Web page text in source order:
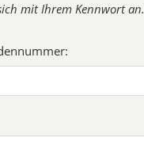
mit Ihrem Kennwort an.